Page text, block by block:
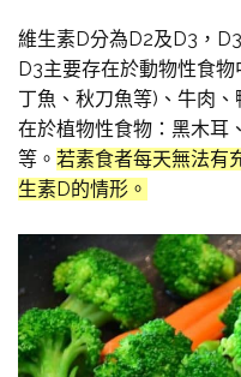
維生素D分為D2及D3，
D3主要存在於動物性食
丁魚、秋刀魚等)、牛肉
在於植物性食物：黑木耳
等。 若素食者每天無法有
生素D的情形。